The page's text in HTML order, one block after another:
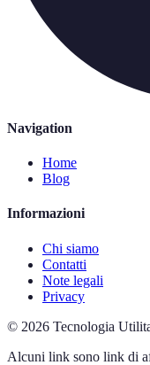
Navigation
Home
Blog
Informazioni
Chi siamo
Contatti
Note legali
Privacy
© 2026 Tecnologia
Alcuni link sono link di